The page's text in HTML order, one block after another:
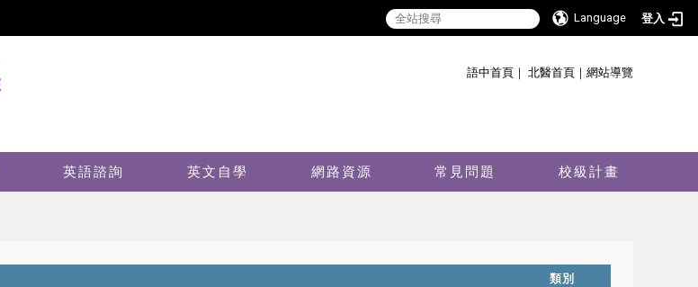
Language 登入
語中首頁 ｜ 北醫首頁 ｜ 網站導覽
英語諮詢 英文自學 網路資源 常見問題 校級計畫
類別